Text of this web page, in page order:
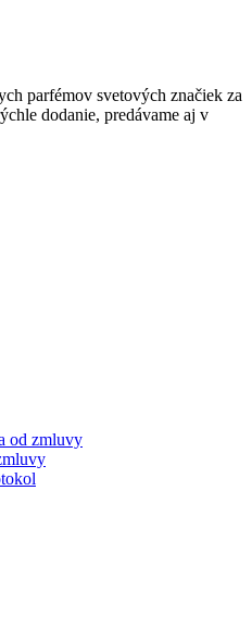
parfémov svetových značiek za
dodanie, predávame aj v
od zmluvy